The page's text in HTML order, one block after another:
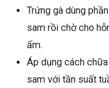
Trứng gà dùng
sam rồi chờ cho
ấm.
Áp dụng cách
sam với tần suất